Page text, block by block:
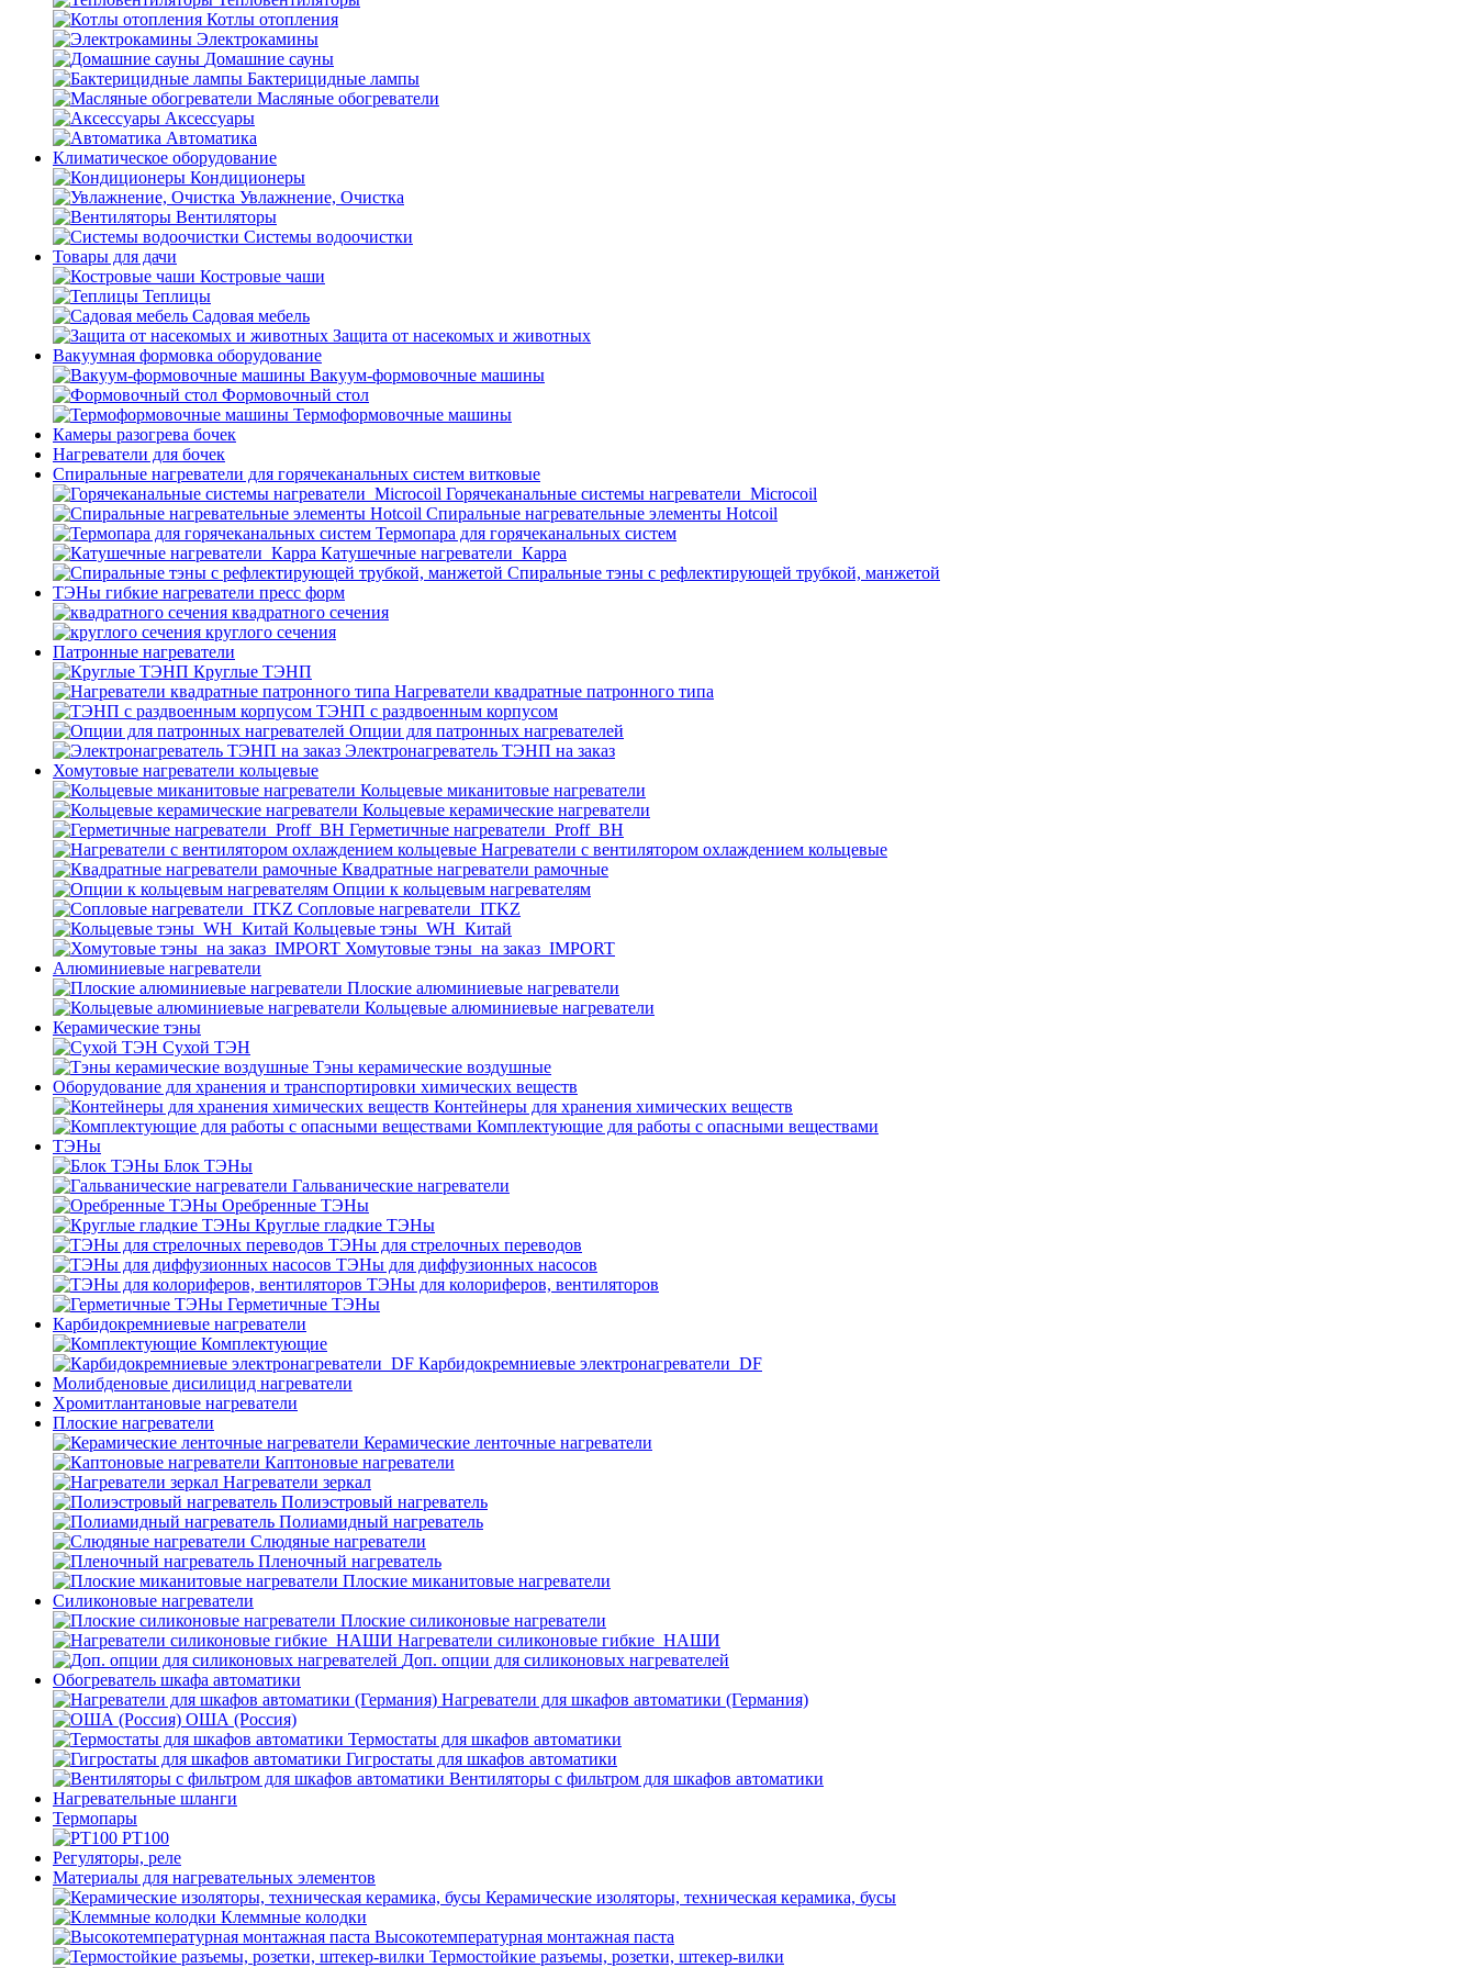
Котлы отопления
Электрокамины
Домашние сауны
Бактерицидные лампы
Масляные обогреватели
Аксессуары
Автоматика
Климатическое оборудование
Кондиционеры
Увлажнение, Очистка
Вентиляторы
Системы водоочистки
Товары для дачи
Костровые чаши
Теплицы
Садовая мебель
Защита от насекомых и животных
Вакуумная формовка оборудование
Вакуум-формовочные машины
Формовочный стол
Термоформовочные машины
Камеры разогрева бочек
Нагреватели для бочек
Спиральные нагреватели для горячеканальных систем витковые
Горячеканальные системы нагреватели_Microcoil
Спиральные нагревательные элементы Hotcoil
Термопара для горячеканальных систем
Катушечные нагреватели_Карра
Спиральные тэны с рефлектирующей трубкой, манжетой
ТЭНы гибкие нагреватели пресс форм
квадратного сечения
круглого сечения
Патронные нагреватели
Круглые ТЭНП
Нагреватели квадратные патронного типа
ТЭНП с раздвоенным корпусом
Опции для патронных нагревателей
Электронагреватель ТЭНП на заказ
Хомутовые нагреватели кольцевые
Кольцевые миканитовые нагреватели
Кольцевые керамические нагреватели
Герметичные нагреватели_Proff_BH
Нагреватели с вентилятором охлаждением кольцевые
Квадратные нагреватели рамочные
Опции к кольцевым нагревателям
Cопловые нагреватели_ITKZ
Кольцевые тэны_WH_Китай
Хомутовые тэны_на заказ_IMPORT
Алюминиевые нагреватели
Плоские алюминиевые нагреватели
Кольцевые алюминиевые нагреватели
Керамические тэны
Сухой ТЭН
Тэны керамические воздушные
Оборудование для хранения и транспортировки химических веществ
Контейнеры для хранения химических веществ
Комплектующие для работы с опасными веществами
ТЭНы
Блок ТЭНы
Гальванические нагреватели
Оребренные ТЭНы
Круглые гладкие ТЭНы
ТЭНы для стрелочных переводов
ТЭНы для диффузионных насосов
ТЭНы для колориферов, вентиляторов
Герметичные ТЭНы
Карбидокремниевые нагреватели
Комплектующие
Карбидокремниевые электронагреватели_DF
Молибденовые дисилицид нагреватели
Хромитлантановые нагреватели
Плоские нагреватели
Керамические ленточные нагреватели
Каптоновые нагреватели
Нагреватели зеркал
Полиэстровый нагреватель
Полиамидный нагреватель
Слюдяные нагреватели
Пленочный нагреватель
Плоские миканитовые нагреватели
Силиконовые нагреватели
Плоские силиконовые нагреватели
Нагреватели силиконовые гибкие_НАШИ
Доп. опции для силиконовых нагревателей
Обогреватель шкафа автоматики
Нагреватели для шкафов автоматики (Германия)
ОША (Россия)
Термостаты для шкафов автоматики
Гигростаты для шкафов автоматики
Вентиляторы с фильтром для шкафов автоматики
Нагревательные шланги
Термопары
PT100
Регуляторы, реле
Материалы для нагревательных элементов
Керамические изоляторы, техническая керамика, бусы
Клеммные колодки
Высокотемпературная монтажная паста
Термостойкие разъемы, розетки, штекер-вилки